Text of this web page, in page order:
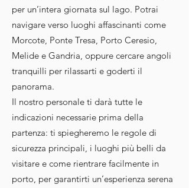
per un’intera giornata sul lago. Potrai
navigare verso luoghi affascinanti come
Morcote, Ponte Tresa, Porto Ceresio,
Melide e Gandria, oppure cercare angoli
tranquilli per rilassarti e goderti il
panorama.
Il nostro personale ti darà tutte le
indicazioni necessarie prima della
partenza: ti spiegheremo le regole di
sicurezza principali, i luoghi più belli da
visitare e come rientrare facilmente in
porto, per garantirti un’esperienza serena